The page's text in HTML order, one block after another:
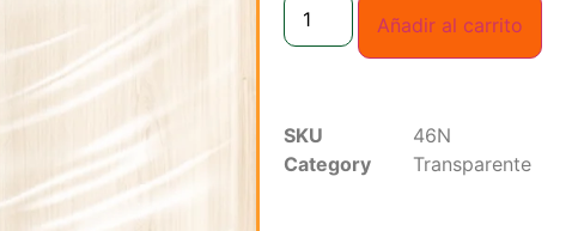
Añadir al carrito
SKU
46N
Category
Transparente